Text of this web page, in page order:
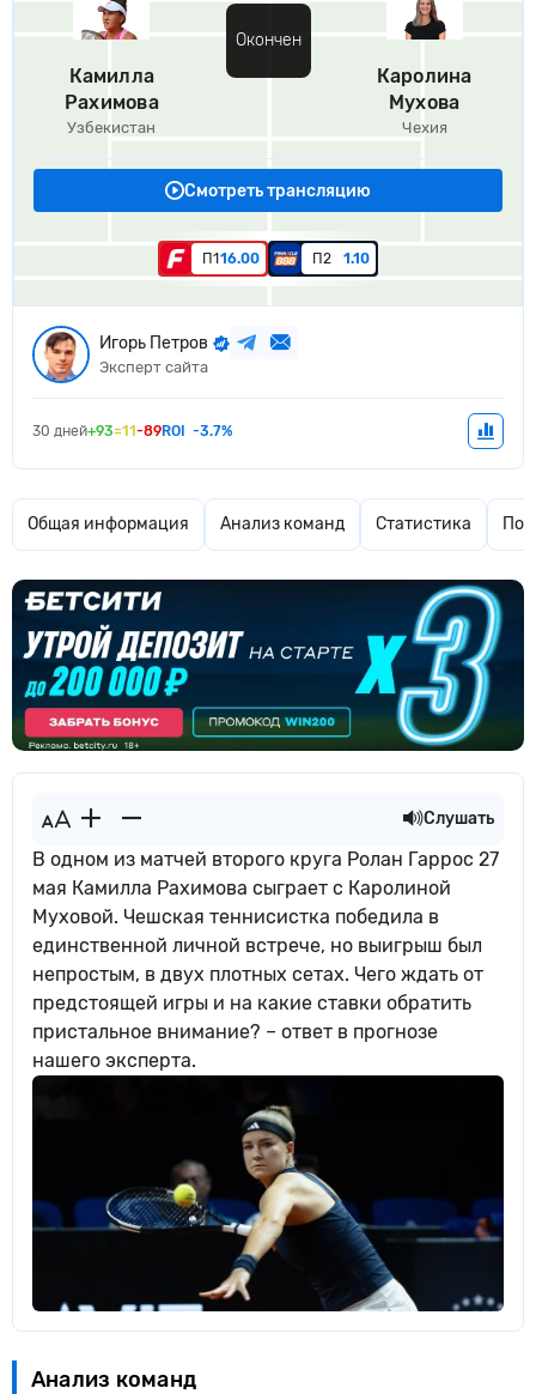
Камилла
Рахимова
Узбекистан
Окончен
Каролина
Мухова
Чехия
Смотреть трансляцию
П1 16.00 П2 1.10
Игорь Петров
Эксперт сайта
30 дней+93=11 -89ROI -3.7%
Общая информация Анализ команд Статистика
Слушать
В одном из матчей второго круга Ролан Гаррос 27
мая Камилла Рахимова сыграет с Каролиной
Муховой. Чешская теннисистка победила в
единственной личной встрече, но выигрыш был
непростым, в двух плотных сетах. Чего ждать от
предстоящей игры и на какие ставки обратить
пристальное внимание? – ответ в прогнозе
нашего эксперта.
Анализ команд